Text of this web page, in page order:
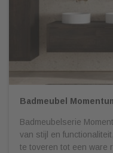
Badmeubel
Badmeubelserie
van stijl en
te toveren tot een ware